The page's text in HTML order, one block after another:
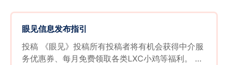
眼见信息发布指引
投稿 《眼见》投稿所有投稿者将有机会获得中介服
务优惠券、每月免费领取各类LXC小鸡等福利。 欢